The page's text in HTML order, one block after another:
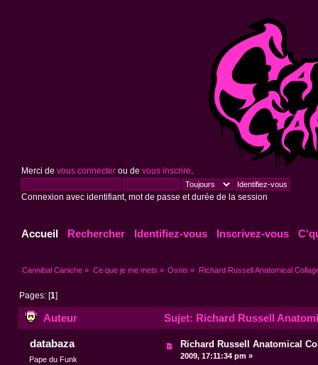
Merci de vous connecterou de vous inscrire
Connexion avec identifiant, mot de passe et durée de la session
Accueil Rechercher Identifiez-vous Inscrivez-vous
Cannibal Caniche » Ce que je me mets » Ovnis » Richard Russell Anatomical
Pages: [1]
Auteur Sujet: Richard Russell
databaza
Pape du Funk
Richard Russell Anatomical
2009, 17:11:34 pm »